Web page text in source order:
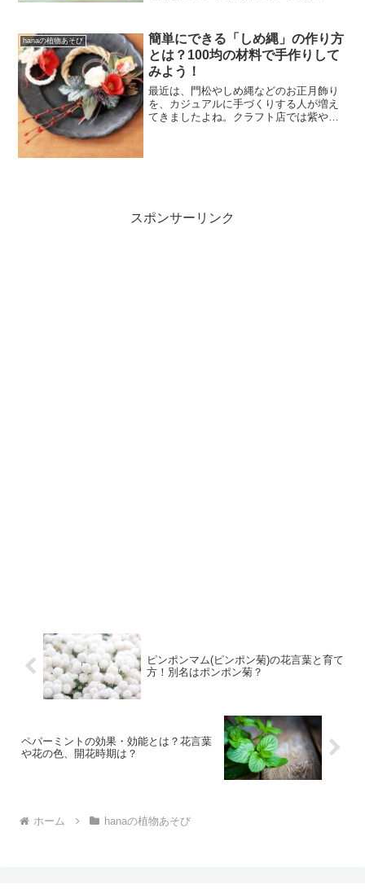
を行う、フラワーアート・ユニットで
す。少ない本数の花、限られ...
hanaの植物あそび
簡単にできる「しめ縄」の作り方
とは？100均の材料で手作りして
みよう！
最近は、門松やしめ縄などのお正月飾り
を、カジュアルに手づくりする人が増え
てきましたよね。クラフト店では紫や赤
スポンサーリンク
ピンポンマム(ピンポン菊)の花言葉と育て
方！別名はポンポン菊？
ペパーミントの効果・効能とは？花言葉
や花の色、開花時期は？
ホーム hanaの植物あそび